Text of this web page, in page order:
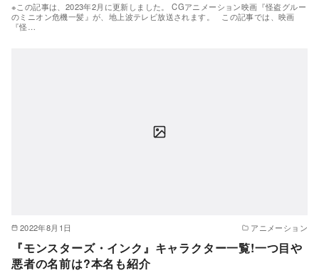
※この記事は、2023年2月に更新しました。 CGアニメーション映画『怪盗グルー
のミニオン危機一髪』が、地上波テレビ放送されます。 この記事では、映画
『怪…
2022年8月1日 アニメーション
『モンスターズ・インク』キャラクター一覧!一つ目や
悪者の名前は?本名も紹介